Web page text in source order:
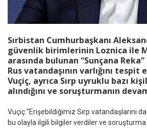
Sırbistan Cumhurbaşkanı
güvenlik birimlerinin Loznica ile
arasında bulunan “Sunçana
Rus vatandaşının varlığını
Vuçiç, ayrıca Sırp uyruklu bazı
alındığını ve soruşturmanın
Vuçiç “Erişebildiğimiz Sırp vatandaşlarını
bu olayla ilgili bilgiler verdiler ve soruşturma